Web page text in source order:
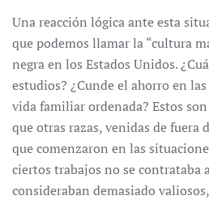
Una reacción lógica ante esta
que podemos llamar la “cultura
negra en los Estados Unidos.
estudios? ¿Cunde el ahorro en
vida familiar ordenada? Estos
que otras razas, venidas de fuera
que comenzaron en las
ciertos trabajos no se contrataba
consideraban demasiado